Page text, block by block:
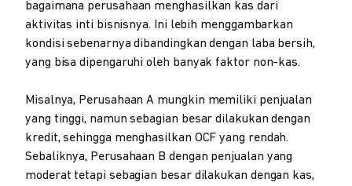
bagaimana perusahaan menghasilkan kas dari
aktivitas inti bisnisnya. Ini lebih menggambarkan
kondisi sebenarnya dibandingkan dengan laba bersih,
yang bisa dipengaruhi oleh banyak faktor non-kas.
Misalnya, Perusahaan A mungkin memiliki penjualan
yang tinggi, namun sebagian besar dilakukan dengan
kredit, sehingga menghasilkan OCF yang rendah.
Sebaliknya, Perusahaan B dengan penjualan yang
moderat tetapi sebagian besar dilakukan dengan kas,